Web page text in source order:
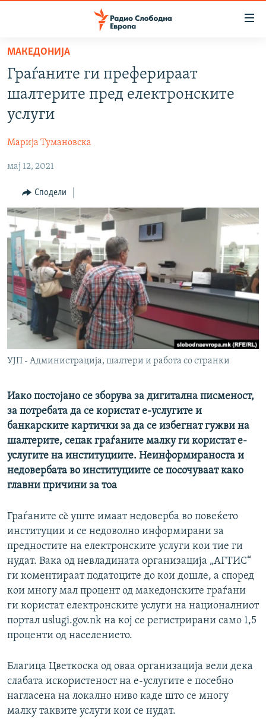
Оди
содржината
Оди
главната
навигација
Премини
на
СВЕТ
ВИЗУЕЛНО
ШТО ТРЕБА ДА ЗНАЕТЕ
ПРИЈАВИ СЕ ЗА ЊУЗЛЕТЕР
ПОДКАСТ ЗОШТО?
СЛЕДЕТЕ НЕ
РСЕ веб страници
МАКЕДОНИЈА
Граѓаните ги преферираат
шалтерите пред електронските
услуги
Марија Тумановска
мај 12, 2021
Сподели
УЈП - Администрација, шалтери и работа со странки
Иако постојано се зборува за дигитална писменост,
за потребата да се користат е-услугите и
банкарските картички за да се избегнат гужви на
шалтерите, сепак граѓаните малку ги користат е-
услугите на институциите. Неинформираноста и
недовербата во институциите се посочуваат како
главни причини за тоа
Граѓаните сè уште имаат недоверба во повеќето
институции и се недоволно информирани за
предностите на електронските услуги кои тие ги
нудат. Вака од невладината организација „АГТИС“
ги коментираат податоците до кои дошле, а според
кои многу мал процент од македонските граѓани
ги користат електронските услуги на националниот
портал uslugi.gov.nk на кој се регистрирани само 1,5
проценти од населението.
Благица Цветкоска од оваа организација вели дека
слабата искористеност на е-услугите е посебно
нагласена на локално ниво каде што се многу
малку таквите услуги кои се нудат.